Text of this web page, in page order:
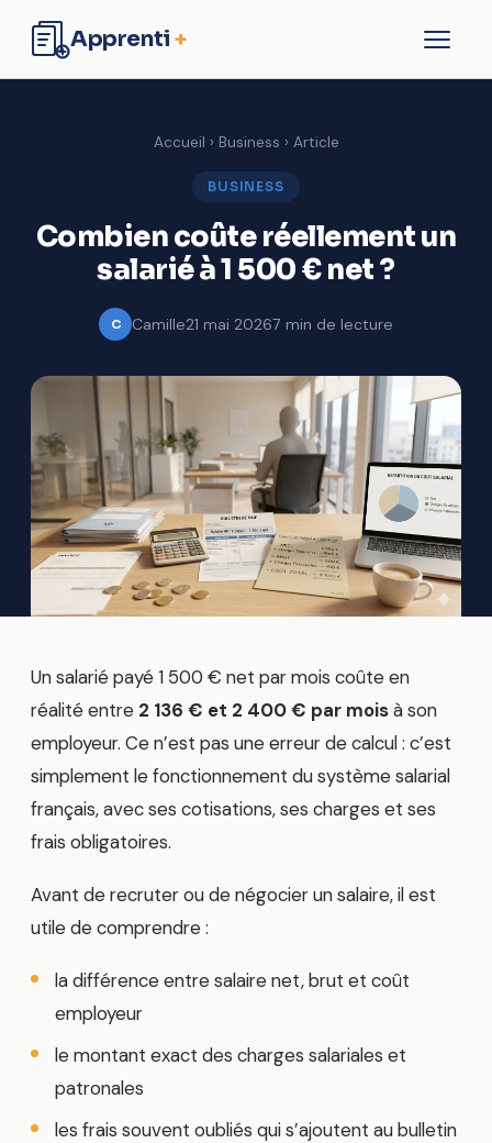
Apprenti+
Entreprise
Commencer à apprendre
Accueil › Business › Article
BUSINESS
Combien coûte réellement un
salarié à 1 500 € net ?
C Camille21 mai 20267 min de lecture
Un salarié payé 1 500 € net par mois coûte en
réalité entre 2 136 € et 2 400 € par moisà son
employeur. Ce n’est pas une erreur de calcul : c’est
simplement le fonctionnement du système salarial
français, avec ses cotisations, ses charges et ses
frais obligatoires.
Avant de recruter ou de négocier un salaire, il est
utile de comprendre :
la différence entre salaire net, brut et coût
employeur
le montant exact des charges salariales et
patronales
les frais souvent oubliés qui s’ajoutent au bulletin